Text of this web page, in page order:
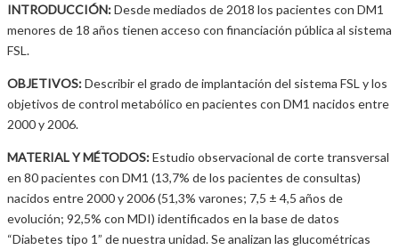
INTRODUCCIÓN:Desde mediados de 2018 los pacientes con DM1
menores de 18 años tienen acceso con financiación pública al sistema
FSL.
OBJETIVOS:Describir el grado de implantación del sistema FSL y los
objetivos de control metabólico en pacientes con DM1 nacidos entre
2000 y 2006.
MATERIAL Y MÉTODOS:Estudio observacional de corte transversal
en 80 pacientes con DM1 (13,7% de los pacientes de consultas)
nacidos entre 2000 y 2006 (51,3% varones; 7,5 ± 4,5 años de
evolución; 92,5% con MDI) identificados en la base de datos
“Diabetes tipo 1” de nuestra unidad. Se analizan las glucométricas